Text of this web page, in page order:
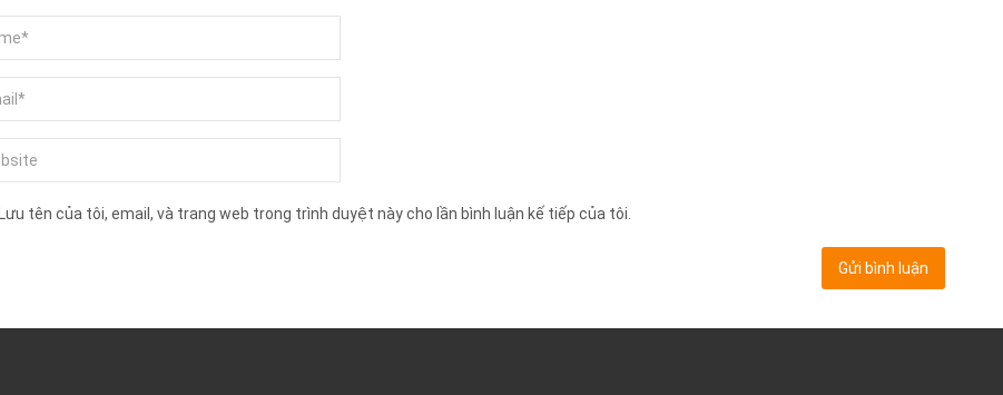
Lưu tên của tôi, email, và trang web trong trình duyệt này cho lần bình luận kế tiếp của tôi.